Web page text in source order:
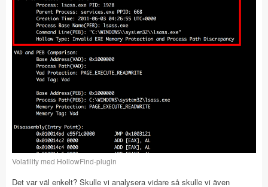
Volatility med HollowFind-plugin
Det var väl enkelt? Skulle vi analysera vidare så skulle vi även